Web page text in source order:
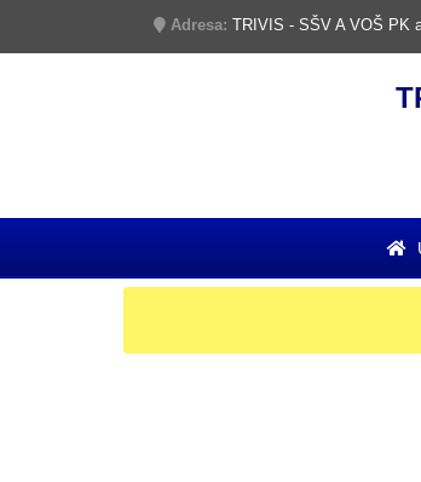
Adresa: TRIVIS - SŠV A VOŠ PK